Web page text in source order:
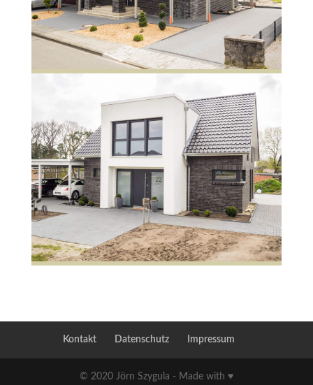
Kontakt Datenschutz Impressum
© 2020 Jörn Szygula - Made with ♥